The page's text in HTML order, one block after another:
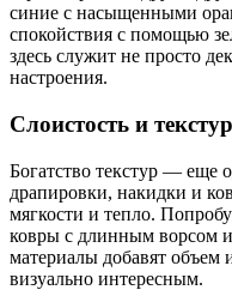
синие с насыщенными
спокойствия с помощью
здесь служит не просто
настроения.
Слоистость и
Богатство текстур — еще
драпировки, накидки и
мягкости и тепло.
ковры с длинным ворсом
материалы добавят объем
визуально интересным.